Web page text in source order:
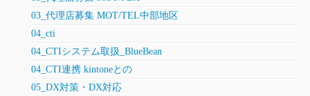
03_代理店募集 MOT/TEL中部地区
04_cti
04_CTIシステム取扱_BlueBean
04_CTI連携 kintoneとの
05_DX対策・DX対応